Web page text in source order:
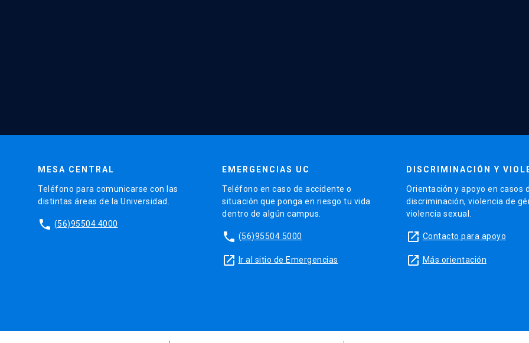
MESA CENTRAL
Teléfono para comunicarse con las
distintas áreas de la Universidad.
phone (56)95504 4000
EMERGENCIAS UC
Teléfono en caso de accidente o
situación que ponga en riesgo tu vida
dentro de algún campus.
phone (56)95504 5000
launch Ir al sitio de Emergencias
DISCRIMINACIÓN Y
Orientación y apoyo en casos
discriminación, violencia de
violencia sexual.
launch Contacto para apoyo
launch Más orientación